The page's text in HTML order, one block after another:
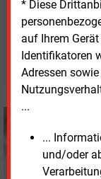
* Diese
auf Ihrem
Identifikatoren
Adressen
...
...
und/oder
Montag, 4.01.2021,
Susanne
© 2026 Energie &